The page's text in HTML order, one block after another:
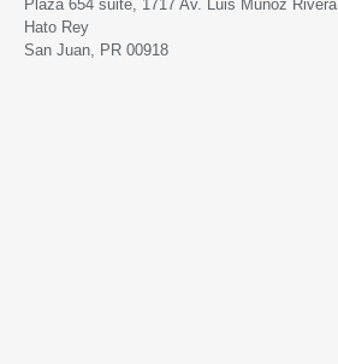
Plaza 654 suite, 1717 Av. Luis Muñoz Rivera
Hato Rey
San Juan, PR 00918